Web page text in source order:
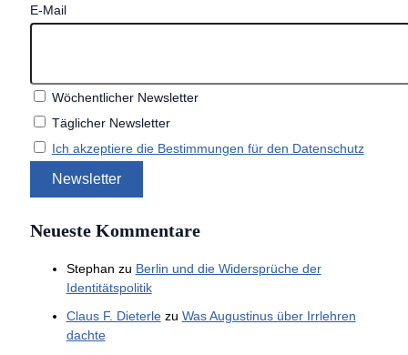
E-Mail
Wöchentlicher Newsletter
Täglicher Newsletter
Ich akzeptiere die Bestimmungen für den Datenschutz
Neueste Kommentare
Stephan zu Berlin und die Widersprüche der
Identitätspolitik
Claus F. Dieterlezu Was Augustinus über Irrlehren
dachte